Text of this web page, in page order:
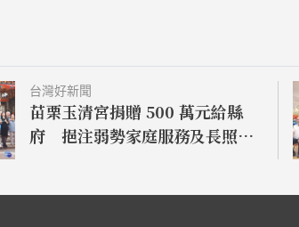
台灣好新聞
苗栗玉清宮捐贈 500 萬元給縣
府 挹注弱勢家庭服務及長照醫